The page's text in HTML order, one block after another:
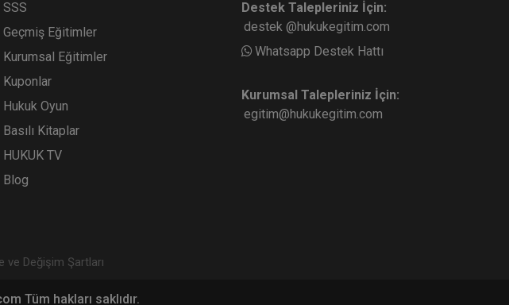
SSS
Geçmiş Eğitimler
Kurumsal Eğitimler
Kuponlar
Hukuk Oyun
Basılı Kitaplar
HUKUK TV
Blog
Destek Talepleriniz İçin:
destek @hukukegitim.com
Whatsapp Destek Hattı
Kurumsal Talepleriniz İçin:
egitim@hukukegitim.com
ve Değişim Şartları
Tüm hakları saklıdır.